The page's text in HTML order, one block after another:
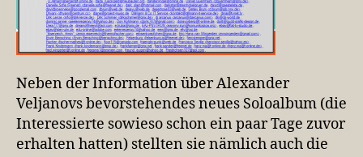
Neben der Information über Alexander
Veljanovs bevorstehendes neues Soloalbum (die
Interessierte sowieso schon ein paar Tage zuvor
erhalten hatten) stellten sie nämlich auch die